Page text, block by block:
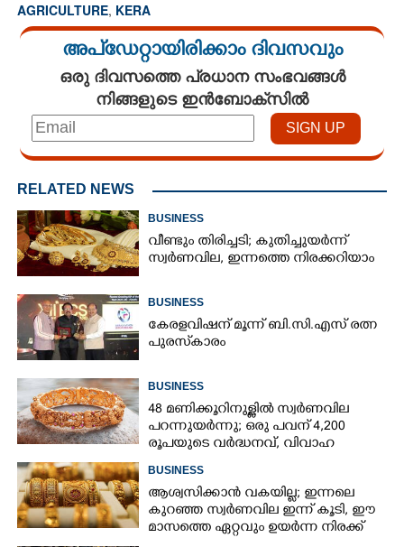
AGRICULTURE, KERA
അപ്ഡേറ്റായിരിക്കാം ദിവസവും
ഒരു ദിവസത്തെ പ്രധാന സംഭവങ്ങൾ
നിങ്ങളുടെ ഇൻബോക്സിൽ
RELATED NEWS
BUSINESS
വീണ്ടും തിരിച്ചടി; കുതിച്ചുയർന്ന്
സ്വർണവില, ഇന്നത്തെ നിരക്കറിയാം
BUSINESS
കേരളവിഷന് മൂന്ന് ബി.സി.എസ് രത്ന
പുരസ്‌കാരം
BUSINESS
48 മണിക്കൂറിനുള്ളിൽ സ്വർണവില
പറന്നുയർന്നു; ഒരു പവന് 4,200
രൂപയുടെ വർദ്ധനവ്, വിവാഹ
BUSINESS
ആശ്വസിക്കാൻ വകയില്ല; ഇന്നലെ
കുറഞ്ഞ സ്വർണവില ഇന്ന് കൂടി, ഈ
മാസത്തെ ഏറ്റവും ഉയർന്ന നിരക്ക്